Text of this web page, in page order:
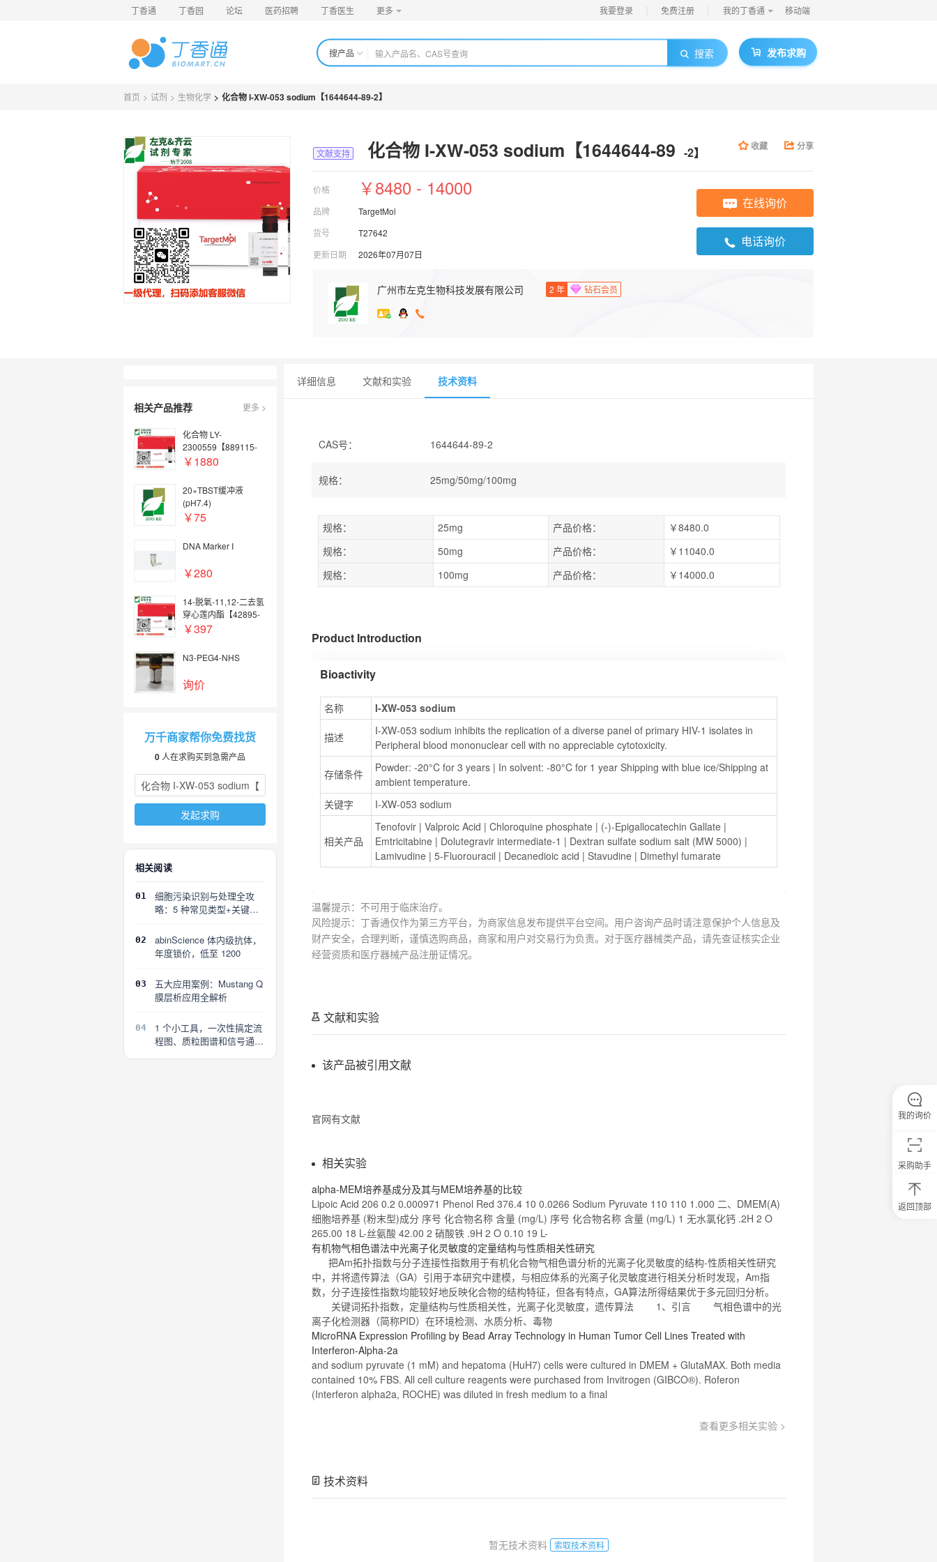
丁香通 丁香园 论坛 医药招聘 丁香医生 更多 我要登录 免费注册 我的丁香通 移动端
搜产品 搜索 发布求购
首页 > 试剂 > 生物化学 > 化合物 I-XW-053 sodium【1644644-89-2】
文献支持 化合物 I-XW-053 sodium【1644644-89 -2】 收藏 分享
价格 ￥8480 - 14000
品牌
TargetMol
货号
T27642
更新日期
2026年07月07日
在线询价
电话询价
广州市左克生物科技发展有限公司 2 年 钻石会员
相关产品推荐 更多 >
化合物 LY-
2300559【889115-
58-6】
￥1880
20×TBST缓冲液
(pH7.4)
￥75
DNA Marker I
￥280
14-脱氧-11,12-二去氢
穿心莲内酯【42895-
58-9】
￥397
N3-PEG4-NHS
询价
万千商家帮你免费找货
0 人在求购买到急需产品
发起求购
相关阅读
01
细胞污染识别与处理全攻
略：5 种常见类型+关键误
02
abinScience 体内级抗体，
年度锁价，低至 1200
03
五大应用案例：Mustang Q
膜层析应用全解析
04
1 个小工具，一次性搞定流
程图、质粒图谱和信号通路
详细信息 文献和实验 技术资料
CAS号： 1644644-89-2
规格： 25mg/50mg/100mg
规格： 25mg 产品价格：
￥8480.0
规格：
50mg 产品价格：
￥11040.0
规格：
100mg 产品价格： ￥14000.0
Product Introduction
Bioactivity
名称 I-XW-053 sodium
描述
I-XW-053 sodium inhibits the replication of a diverse panel of primary HIV-1 isolates in
Peripheral blood mononuclear cell with no appreciable cytotoxicity.
存储条件
Powder: -20°C for 3 years | In solvent: -80°C for 1 year Shipping with blue ice/Shipping at
ambient temperature.
关键字
I-XW-053 sodium
相关产品
Tenofovir | Valproic Acid | Chloroquine phosphate | (-)-Epigallocatechin Gallate
Emtricitabine | Dolutegravir intermediate-1 | Dextran sulfate sodium salt (MW 5000)
Lamivudine | 5-Fluorouracil | Decanedioic acid | Stavudine | Dimethyl fumarate
温馨提示：不可用于临床治疗。
风险提示：丁香通仅作为第三方平台，为商家信息发布提供平台空间。用户咨询产品时请注意保护个人信息及
财产安全，合理判断，谨慎选购商品，商家和用户对交易行为负责。对于医疗器械类产品，请先查证核实企业
经营资质和医疗器械产品注册证情况。
文献和实验
该产品被引用文献
官网有文献
相关实验
alpha-MEM培养基成分及其与MEM培养基的比较
Lipoic Acid 206 0.2 0.000971 Phenol Red 376.4 10 0.0266 Sodium Pyruvate 110 110 1.000 二、DMEM(A)
细胞培养基 (粉末型)成分 序号 化合物名称 含量 (mg/L) 序号 化合物名称 含量 (mg/L) 1 无水氯化钙 .2H 2 O
265.00 18 L-丝氨酸 42.00 2 硝酸铁 .9H 2 O 0.10 19 L-
有机物气相色谱法中光离子化灵敏度的定量结构与性质相关性研究
把Am拓扑指数与分子连接性指数用于有机化合物气相色谱分析的光离子化灵敏度的结构-性质相关性研究
中，并将遗传算法（GA）引用于本研究中建模，与相应体系的光离子化灵敏度进行相关分析时发现，Am指
数，分子连接性指数均能较好地反映化合物的结构特征，但各有特点，GA算法所得结果优于多元回归分析。
关键词拓扑指数，定量结构与性质相关性，光离子化灵敏度，遗传算法 1、引言 气相色谱中的光
离子化检测器（简称PID）在环境检测、水质分析、毒物
MicroRNA Expression Profiling by Bead Array Technology in Human Tumor Cell Lines Treated with
Interferon-Alpha-2a
and sodium pyruvate (1 mM) and hepatoma (HuH7) cells were cultured in DMEM + GlutaMAX. Both media
contained 10% FBS. All cell culture reagents were purchased from Invitrogen (GIBCO®). Roferon
(Interferon alpha2a, ROCHE) was diluted in fresh medium to a final
查看更多相关实验 >
技术资料
暂无技术资料 索取技术资料
采购助手
返回顶部
我的询价